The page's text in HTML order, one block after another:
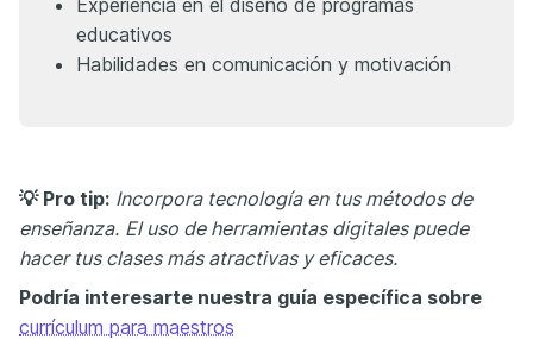
Experiencia en el diseño de programas
educativos
Habilidades en comunicación y motivación
💡 Pro tip: Incorpora tecnología en tus métodos de
enseñanza. El uso de herramientas digitales puede
hacer tus clases más atractivas y eficaces.
Podría interesarte nuestra guía específica sobre
currículum para maestros